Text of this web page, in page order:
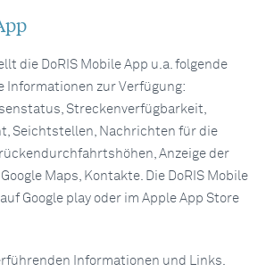
die DoRIS Mobile App u.a. folgende
zur Verfügung:
Streckenverfügbarkeit,
Seichtstellen, Nachrichten für die
Anzeige der
Maps, Kontakte. Die DoRIS Mobile
Google play oder im Apple App Store
Informationen und Links.